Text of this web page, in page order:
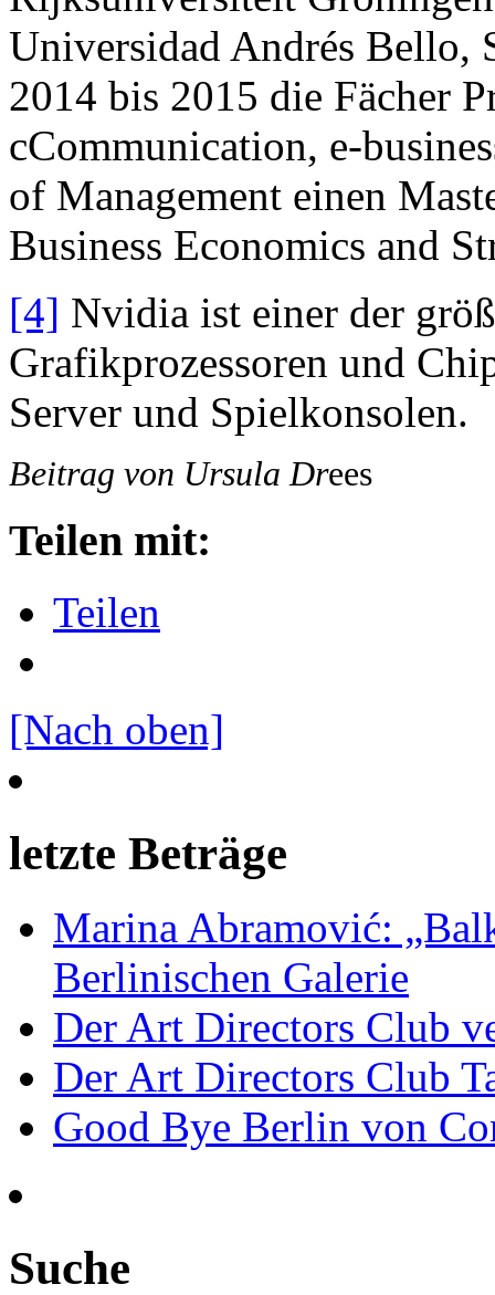
Universidad Andrés Bello,
2014 bis 2015 die Fächer
cCommunication, e-
of Management einen
Business Economics and
[4] Nvidia ist einer der
Grafikprozessoren und
Server und Spielkonsolen.
Beitrag von Ursula Drees
Teilen mit:
Teilen
[Nach oben]
letzte Beträge
Marina Abramović:
Berlinischen Galerie
Der Art Directors Club
Der Art Directors Club
Good Bye Berlin von
Suche